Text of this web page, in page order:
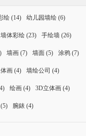
绘 (14) 幼儿园墙绘 (6)
墙体彩绘 (23) 手绘墙 (26)
墙画 (7) 墙面 (5) 涂鸦 (7)
画 (4) 墙绘公司 (4)
绘画 (4) 3D立体画 (4)
(5) 腕錶 (4)